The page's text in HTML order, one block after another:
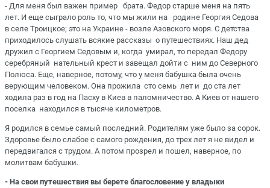
- Для меня был важен пример брата. Федор старше меня на пять
лет. И еще сыграло роль то, что мы жили на родине Георгия Седова
в селе Троицкое; это на Украине - возле Азовского моря. С детства
приходилось слушать всякие рассказы о путешествиях. Наш дед
дружил с Георгием Седовым и, когда умирал, то передал Федору
серебряный нательный крест и завещал дойти с ним до Северного
Полюса. Еще, наверное, потому, что у меня бабушка была очень
верующим человеком. Она прожила сто семь лет и до ста лет
ходила раз в год на Пасху в Киев в паломничество. А Киев от нашего
поселка находился в тысяче километров.
Я родился в семье самый последний. Родителям уже было за сорок.
Здоровье было слабое с самого рождения, до трех лет я не видел и
передвигался с трудом. А потом прозрел и пошел, наверное, по
молитвам бабушки.
- На свои путешествия вы берете благословение у владыки